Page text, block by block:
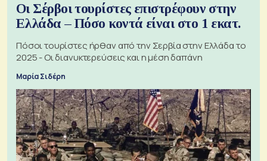
Οι Σέρβοι τουρίστες επιστρέφουν στην
Ελλάδα – Πόσο κοντά είναι στο 1 εκατ.
Πόσοι τουρίστες ήρθαν από την Σερβία στην Ελλάδα το
2025 - Οι διανυκτερεύσεις και η μέση δαπάνη
Μαρία Σιδέρη